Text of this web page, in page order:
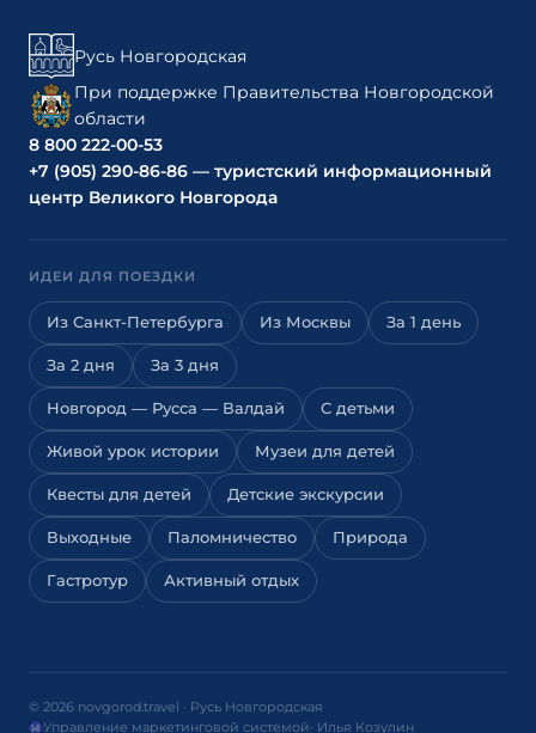
Русь Новгородская
При поддержке Правительства Новгородской
области
8 800 222-00-53
+7 (905) 290-86-86 — туристский информационный
центр Великого Новгорода
ИДЕИ ДЛЯ ПОЕЗДКИ
Из Санкт-Петербурга Из Москвы За 1 день
За 2 дня За 3 дня
Новгород — Русса — Валдай С детьми
Живой урок истории Музеи для детей
Квесты для детей Детские экскурсии
Выходные Паломничество Природа
Гастротур Активный отдых
© 2026 novgorod.travel · Русь Новгородская
Управление маркетинговой системой· Илья Козулин